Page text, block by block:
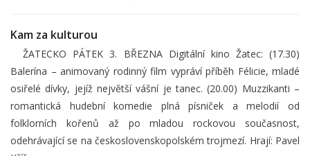
Kam za kulturou
ŽATECKO PÁTEK 3. BŘEZNA Digitální kino Žatec: (17.30)
Balerína – animovaný rodinný film vypráví příběh Félicie, mladé
osiřelé dívky, jejíž největší vášní je tanec. (20.00) Muzzikanti –
romantická hudební komedie plná písniček a melodií od
folklorních kořenů až po mladou rockovou současnost,
odehrávající se na československopolském trojmezí. Hrají: Pavel